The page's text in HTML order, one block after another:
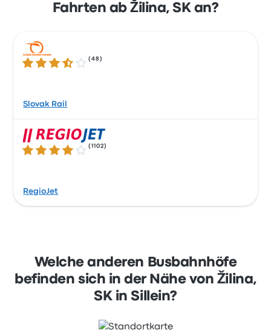
Fahrten ab Žilina, SK an?
3.7 von 5 Sternen
(48 )
Slovak Rail
4.1 von 5 Sternen
(1102)
RegioJet
Welche anderen Busbahnhöfe
befinden sich in der Nähe von Žilina,
SK in Sillein?